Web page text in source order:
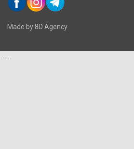
Made by 8D Agency
... ...